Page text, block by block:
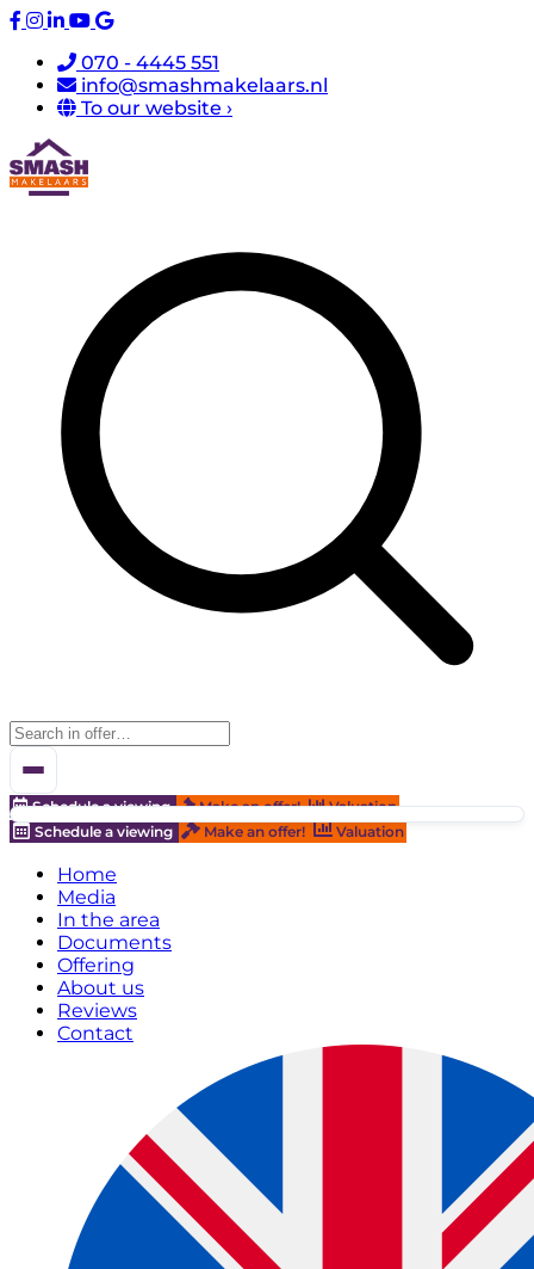
070 - 4445 551
info@smashmakelaars.nl
To our website ›
Schedule a viewing Make an offer!
Valuation
Schedule a viewing
Make an offer! Valuation
Home
Media
In the area
Documents
Offering
About us
Reviews
Contact